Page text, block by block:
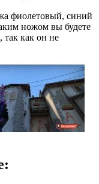
фиолетовый, синий
ножом вы будете
так как он не